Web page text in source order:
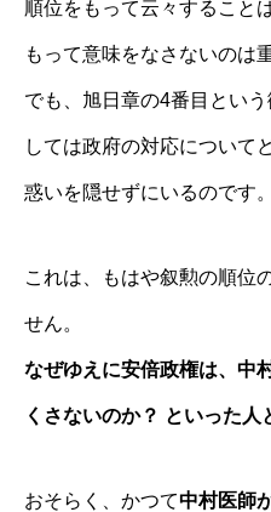
順位をもって云々すること
もって意味をなさないのは
でも、旭日章の4番目とい
しては政府の対応について
惑いを隠せずにいるのです。
これは、もはや叙勲の順位
せん。
なぜゆえに安倍政権は、中
くさないのか？ といった人
おそらく、かつて中村医師